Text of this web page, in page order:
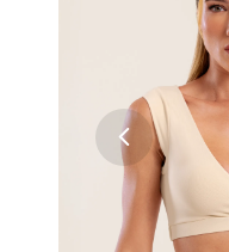
Cós
Bojo
COMPRE AGORA- A